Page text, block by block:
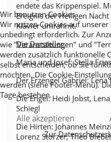
endete das Krippenspiel.
Ereignis der Heiligen
Klavier umrahmt.
Die Darsteller:
Maria und Josef: Stella
Der Erzengel Gabriel: Lena
Die Engel: Heidi Jobst,
Schiegl
Die Hirten: Johannes
Lorenz Störzer, Theo
Wir benutzen Cookies
Wir nutzen Cookies auf
unbedingt erforderlich. Zur
wie "Veranstaltungen" und
werden zusätzlich funktionelle
selbst entscheiden, ob Sie
möchten. Die Cookie-
werden (siehe Footer-Menü).
Tage bestehen.
Alle akzeptieren
Zur